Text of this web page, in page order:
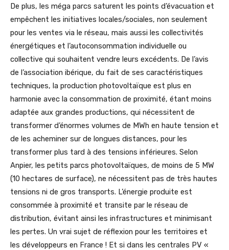
De plus, les méga parcs saturent les points d’évacuation et
empêchent les initiatives locales/sociales, non seulement
pour les ventes via le réseau, mais aussi les collectivités
énergétiques et l’autoconsommation individuelle ou
collective qui souhaitent vendre leurs excédents. De l’avis
de l’association ibérique, du fait de ses caractéristiques
techniques, la production photovoltaïque est plus en
harmonie avec la consommation de proximité, étant moins
adaptée aux grandes productions, qui nécessitent de
transformer d’énormes volumes de MWh en haute tension et
de les acheminer sur de longues distances, pour les
transformer plus tard à des tensions inférieures. Selon
Anpier, les petits parcs photovoltaïques, de moins de 5 MW
(10 hectares de surface), ne nécessitent pas de très hautes
tensions ni de gros transports. L’énergie produite est
consommée à proximité et transite par le réseau de
distribution, évitant ainsi les infrastructures et minimisant
les pertes. Un vrai sujet de réflexion pour les territoires et
les développeurs en France ! Et si dans les centrales PV «